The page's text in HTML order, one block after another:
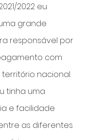
2022 eu
grande
responsável por
com
nacional.
tinha uma
e facilidade
as diferentes